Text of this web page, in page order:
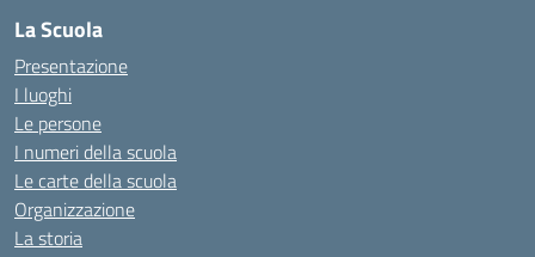
La Scuola
Presentazione
I luoghi
Le persone
I numeri della scuola
Le carte della scuola
Organizzazione
La storia